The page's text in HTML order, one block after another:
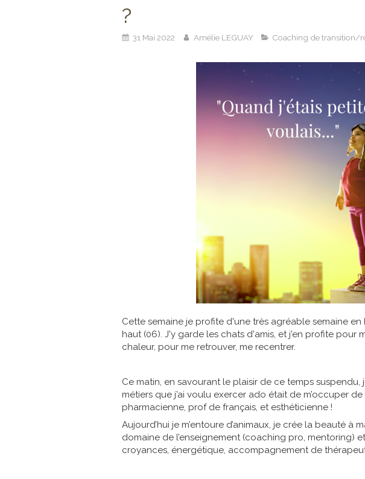
?
31 Mai 2022 Amélie LEGUAY Coaching de transition/
Cette semaine je profite d'une très agréable semaine
haut (06). J'y garde les chats d'amis, et j'en profite pour
chaleur, pour me retrouver, me recentrer.
Ce matin, en savourant le plaisir de ce temps suspendu,
métiers que j’ai voulu exercer ado était de m’occuper de
pharmacienne, prof de français, et esthéticienne !
Aujourd’hui je m’entoure d’animaux, je crée la beauté à
domaine de l’enseignement (coaching pro, mentoring)
croyances, énergétique, accompagnement de